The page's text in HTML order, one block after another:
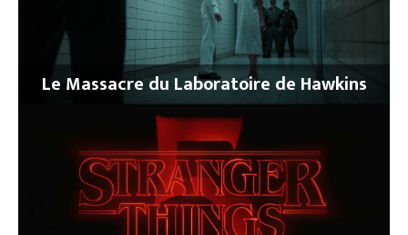
Le Massacre du Laboratoire de Hawkins